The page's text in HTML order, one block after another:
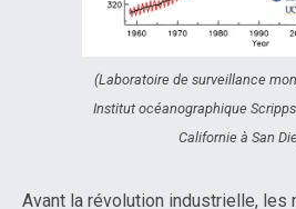
(Laboratoire de surveillance
Institut océanographique Scripps
Californie à San
Avant la révolution industrielle, les